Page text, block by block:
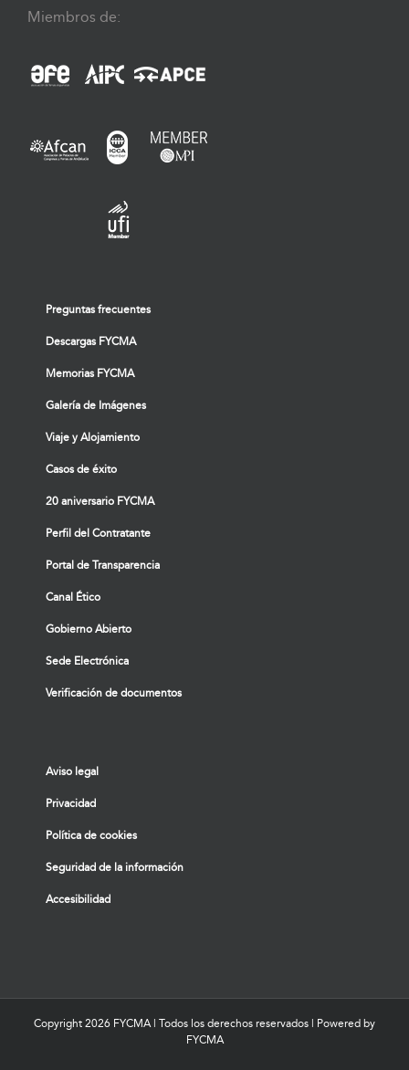
Miembros de:
Preguntas frecuentes
Descargas FYCMA
Memorias FYCMA
Galería de Imágenes
Viaje y Alojamiento
Casos de éxito
20 aniversario FYCMA
Perfil del Contratante
Portal de Transparencia
Canal Ético
Gobierno Abierto
Sede Electrónica
Verificación de documentos
Aviso legal
Privacidad
Política de cookies
Seguridad de la información
Accesibilidad
Copyright 2026 FYCMA | Todos los derechos reservados | Powered by
FYCMA